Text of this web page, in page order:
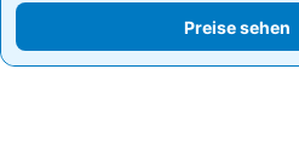
Preise
Preise sehen